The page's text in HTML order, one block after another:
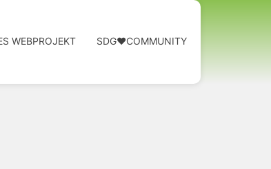
WEBPROJEKT SDG❤️COMMUNITY